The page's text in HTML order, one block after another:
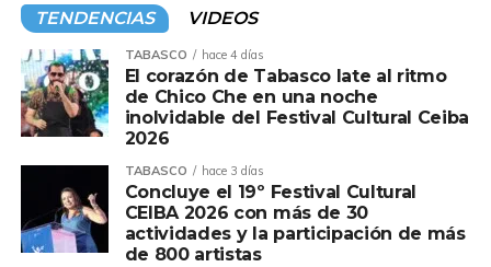
cada municipio. Ayer le tocó, parte del Centro,
antes fue Teapa y Tacotalpa, queda pendiente
Jalapa. De acuerdo a fuentes de Morena,“Andy”
pues para una buena parte de la militancia
resulta poco conocido, no obstante de ser hijo del
estrategia consiste montarse de los aspirantes a
las alcaldías.
Y en medio todo el arropamiento al junior de la
TENDENCIAS VIDEOS
TABASCO hace 4 días
El corazón de Tabasco late al ritmo
de Chico Che en una noche
inolvidable del Festival Cultural Ceiba
2026
TABASCO hace 3 días
Concluye el 19º Festival Cultural
CEIBA 2026 con más de 30
actividades y la participación de más
de 800 artistas